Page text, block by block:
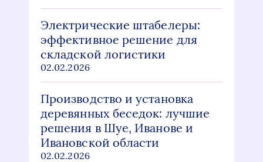
Электрические штабелеры:
эффективное решение для
складской логистики
02.02.2026
Производство и установка
деревянных беседок: лучшие
решения в Шуе, Иванове и
Ивановской области
02.02.2026